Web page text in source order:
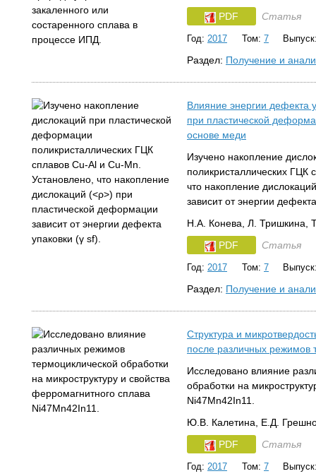
PDF
Статья
Год: 2017 Том: 7
Раздел: Получение и
Влияние энергии дефекта
при пластической
основе меди
Изучено накопление
поликристаллических ГЦК
что накопление
зависит от энергии
Н.А. Конева, Л. Тришкина,
PDF
Статья
Год: 2017 Том: 7
Раздел: Получение и
Структура и
после различных режимов
Исследовано влияние
обработки на
Ni47Mn42In11.
Ю.В. Калетина, Е.Д.
PDF
Статья
Год: 2017 Том: 7